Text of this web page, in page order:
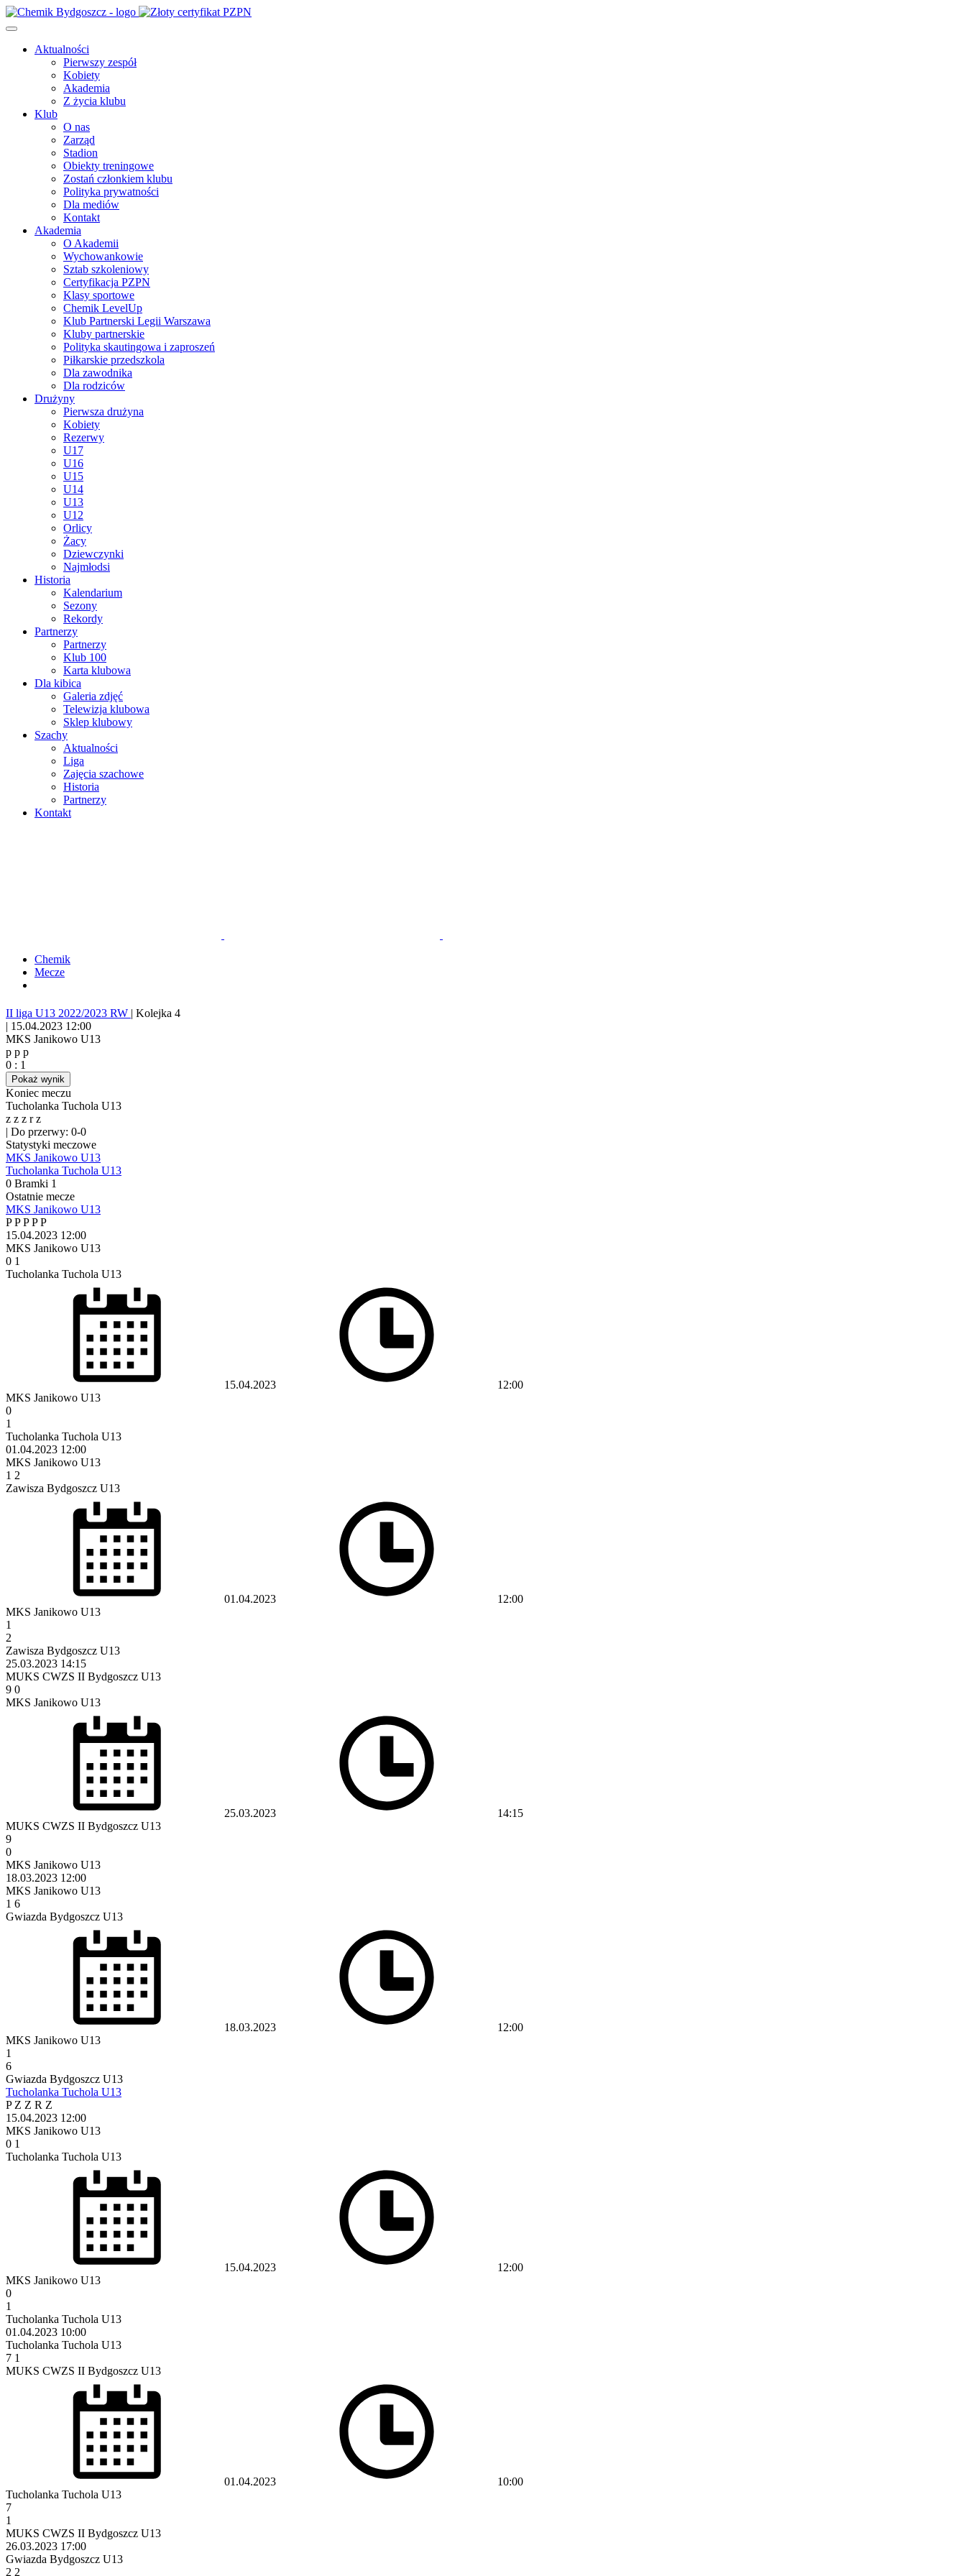
Aktualności
Pierwszy zespół
Kobiety
Akademia
Z życia klubu
Klub
O nas
Zarząd
Stadion
Obiekty treningowe
Zostań członkiem klubu
Polityka prywatności
Dla mediów
Kontakt
Akademia
O Akademii
Wychowankowie
Sztab szkoleniowy
Certyfikacja PZPN
Klasy sportowe
Chemik LevelUp
Klub Partnerski Legii Warszawa
Kluby partnerskie
Polityka skautingowa i zaproszeń
Piłkarskie przedszkola
Dla zawodnika
Dla rodziców
Drużyny
Pierwsza drużyna
Kobiety
Rezerwy
U17
U16
U15
U14
U13
U12
Orlicy
Żacy
Dziewczynki
Najmłodsi
Historia
Kalendarium
Sezony
Rekordy
Partnerzy
Partnerzy
Klub 100
Karta klubowa
Dla kibica
Galeria zdjęć
Telewizja klubowa
Sklep klubowy
Szachy
Aktualności
Liga
Zajęcia szachowe
Historia
Partnerzy
Kontakt
Chemik
Mecze
II liga U13 2022/2023 RW | Kolejka 4
| 15.04.2023 12:00
MKS Janikowo U13
p p p
0 : 1
Pokaż wynik
Koniec meczu
Tucholanka Tuchola U13
z z z rz
| Do przerwy: 0-0
Statystyki meczowe
MKS Janikowo U13
Tucholanka Tuchola U13
0 Bramki 1
Ostatnie mecze
MKS Janikowo U13
PPPPP
15.04.2023 12:00
MKS Janikowo U13
0 1
Tucholanka Tuchola U13
15.04.2023
12:00
MKS Janikowo U13
0
1
Tucholanka Tuchola U13
01.04.2023 12:00
MKS Janikowo U13
1 2
Zawisza Bydgoszcz U13
01.04.2023
12:00
MKS Janikowo U13
1
2
Zawisza Bydgoszcz U13
25.03.2023 14:15
MUKS CWZS II Bydgoszcz U13
9 0
MKS Janikowo U13
25.03.2023
14:15
MUKS CWZS II Bydgoszcz U13
9
0
MKS Janikowo U13
18.03.2023 12:00
MKS Janikowo U13
1 6
Gwiazda Bydgoszcz U13
18.03.2023
12:00
MKS Janikowo U13
1
6
Gwiazda Bydgoszcz U13
Tucholanka Tuchola U13
PZ Z R Z
15.04.2023 12:00
MKS Janikowo U13
0 1
Tucholanka Tuchola U13
15.04.2023
12:00
MKS Janikowo U13
0
1
Tucholanka Tuchola U13
01.04.2023 10:00
Tucholanka Tuchola U13
7 1
MUKS CWZS II Bydgoszcz U13
01.04.2023
10:00
Tucholanka Tuchola U13
7
1
MUKS CWZS II Bydgoszcz U13
26.03.2023 17:00
Gwiazda Bydgoszcz U13
2 2